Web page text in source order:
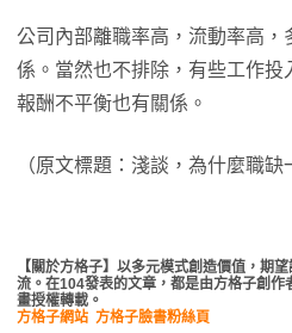
公司內部離職率高，流動率高，
係。當然也不排除，有些工作投
報酬不平衡也有關係。
（原文標題：淺談，為什麼職缺
【關於方格子】以多元模式創造價值，期
流。在104發表的文章，都是由方格子創
畫授權轉載。
方格子網站 方格子臉書粉絲頁